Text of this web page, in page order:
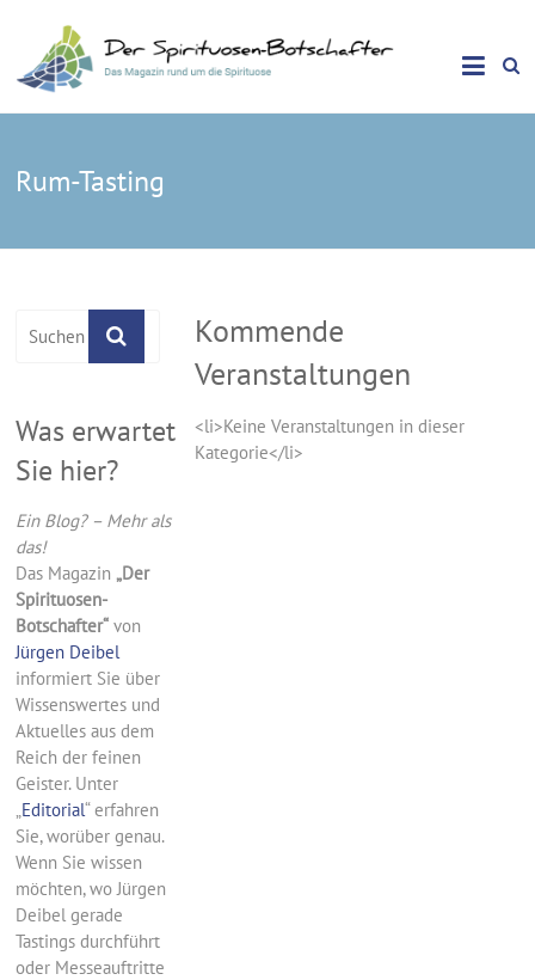
Spirituosen Botschafter
Rum-Tasting
Kommende
Veranstaltungen
<li>Keine Veranstaltungen in dieser
Kategorie</li>
Was erwartet
Sie hier?
Ein Blog? – Mehr als
das!
Das Magazin„Der
Spirituosen-
Botschafter“ von
Jürgen Deibel
informiert Sie über
Wissenswertes und
Aktuelles aus dem
Reich der feinen
Geister. Unter
„Editorial“ erfahren
Sie, worüber genau.
Wenn Sie wissen
möchten, wo Jürgen
Deibel gerade
Tastings durchführt
oder Messeauftritte